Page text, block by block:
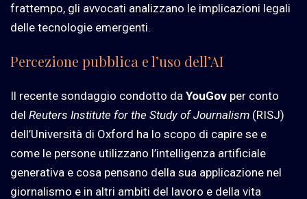
frattempo, gli avvocati analizzano le implicazioni legali
delle tecnologie emergenti.
Percezione pubblica e l’uso dell’AI
Il recente sondaggio condotto da YouGov per conto
del Reuters Institute for the Study of Journalism (RISJ)
dell’Università di Oxford ha lo scopo di capire se e
come le persone utilizzano l’intelligenza artificiale
generativa e cosa pensano della sua applicazione nel
giornalismo e in altri ambiti del lavoro e della vita